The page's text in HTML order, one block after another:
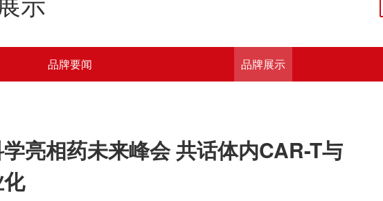
品牌要闻 品牌展示
亮相药未来峰会 共话体内CAR-T与